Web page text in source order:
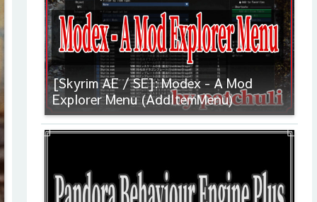
[Skyrim AE / SE]: Modex - A Mod
Explorer Menu (AddItemMenu)